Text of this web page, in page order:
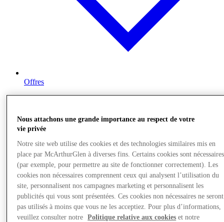
Offres
Nous attachons une grande importance au respect de votre
vie privée
Notre site web utilise des cookies et des technologies similaires mis en
place par McArthurGlen à diverses fins. Certains cookies sont nécessaires
(par exemple, pour permettre au site de fonctionner correctement). Les
cookies non nécessaires comprennent ceux qui analysent l’utilisation du
site, personnalisent nos campagnes marketing et personnalisent les
publicités qui vous sont présentées. Ces cookies non nécessaires ne seront
pas utilisés à moins que vous ne les acceptiez. Pour plus d’informations,
veuillez consulter notre
Politique relative aux cookies et notre